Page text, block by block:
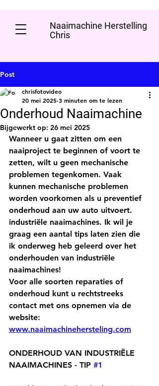
Naaimachine Herstelling
Chris
Post
Onderhoud Naaimachine
chrisfotovideo
20 mei 2025 3 minuten om te lezen
Bijgewerkt op: 26 mei 2025
Wanneer u gaat zitten om een ​​
naaiproject te beginnen of voort te
zetten, wilt u geen mechanische
problemen tegenkomen. Vaak
kunnen mechanische problemen
worden voorkomen als u preventief
onderhoud aan uw auto uitvoert.
industriële naaimachines. Ik wil je
graag een aantal tips laten zien die
ik onderweg heb geleerd over het
onderhouden van industriële
naaimachines!
Voor alle soorten reparaties of
onderhoud kunt u rechtstreeks
contact met ons opnemen via de
website:
www.naaimachinehersteling.com
ONDERHOUD VAN INDUSTRIËLE
NAAIMACHINES - TIP #1